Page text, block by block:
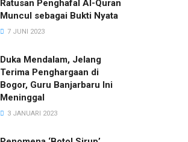
Ratusan Penghafal Al-Quran
Muncul sebagai Bukti Nyata
7 JUNI 2023
Duka Mendalam, Jelang
Terima Penghargaan di
Bogor, Guru Banjarbaru Ini
Meninggal
3 JANUARI 2023